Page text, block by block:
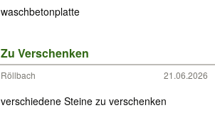
waschbetonplatte
Zu Verschenken
Röllbach 21.06.2026
verschiedene Steine zu verschenken